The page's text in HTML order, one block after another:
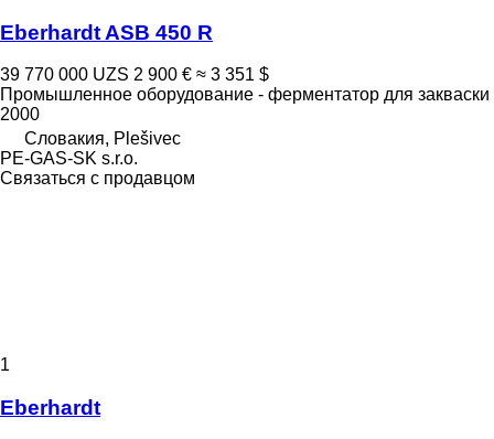
Eberhardt ASB 450 R
39 770 000 UZS 2 900 € ≈ 3 351 $
Промышленное оборудование - ферментатор для закваски
2000
Словакия, Plešivec
PE-GAS-SK s.r.o.
Связаться с продавцом
1
Eberhardt